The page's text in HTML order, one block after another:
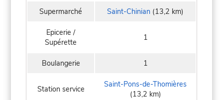
Supermarché Saint-Chinian (13,2 km)
Epicerie /
Supérette
1
Boulangerie 1
Station service
Saint-Pons-de-Thomières
(13,2 km)